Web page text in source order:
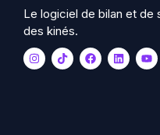
Le logiciel de bilan et de
des kinés.